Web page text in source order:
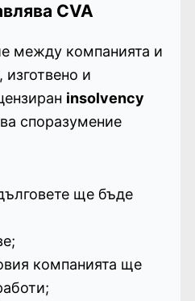
CVA
между компанията и
изготвено и
insolvency
споразумение
ще бъде
компанията ще